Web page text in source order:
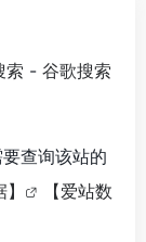
索 - 谷歌搜索
查询该站的
【爱站数